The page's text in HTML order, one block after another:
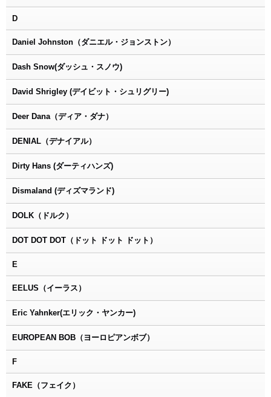
D
Daniel Johnston（ダニエル・ジョンストン）
Dash Snow(ダッシュ・スノウ)
David Shrigley (デイビット・シュリグリー)
Deer Dana（ディア・ダナ）
DENIAL（デナイアル）
Dirty Hans (ダーティハンズ)
Dismaland (ディズマランド)
DOLK（ドルク）
DOT DOT DOT（ドット ドット ドット）
E
EELUS（イーラス）
Eric Yahnker(エリック・ヤンカー)
EUROPEAN BOB（ヨーロピアンボブ）
F
FAKE（フェイク）